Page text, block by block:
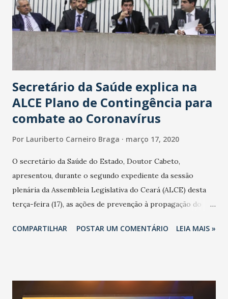
Secretário da Saúde explica na
ALCE Plano de Contingência para
combate ao Coronavírus
Por Lauriberto Carneiro Braga março 17, 2020
O secretário da Saúde do Estado, Doutor Cabeto,
apresentou, durante o segundo expediente da sessão
plenária da Assembleia Legislativa do Ceará (ALCE) desta
terça-feira (17), as ações de prevenção à propagação do
adotadas pelo Governo do Estado na contenção da
população suspeita e de cuidados com os ambientes
COMPARTILHAR POSTAR UM COMENTÁRIO LEIA MAIS »